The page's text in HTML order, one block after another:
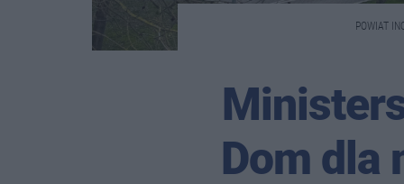
POWIAT
Dom dla